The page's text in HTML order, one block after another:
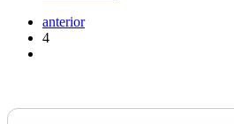
anterior
4